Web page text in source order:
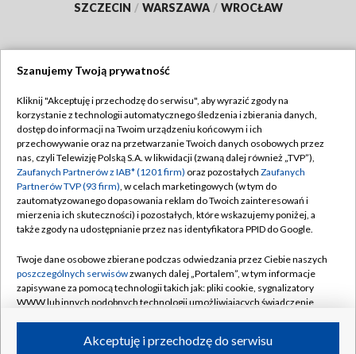
SZCZECIN / WARSZAWA / WROCŁAW
TVP
Abonament TVP
Emisja w TVP
Centrum informacji TVP
Naziemna Telewizja Cyfrowa
Rada Programowa
System NOS
Informacje o nadawcy
Program dla prasy
Regulamin TVP
Polityka prywatności
Moje zgody
Pomoc
Kontakt
Kanały
Szanujemy Twoją prywatność
Kliknij "Akceptuję i przechodzę do serwisu", aby wyrazić zgody na
korzystanie z technologii automatycznego śledzenia i zbierania danych,
dostęp do informacji na Twoim urządzeniu końcowym i ich
przechowywanie oraz na przetwarzanie Twoich danych osobowych przez
nas, czyli Telewizję Polską S.A. w likwidacji (zwaną dalej również „TVP”),
Zaufanych Partnerów z IAB* (1201 firm) oraz pozostałych Zaufanych
Partnerów TVP (93 firm), w celach marketingowych (w tym do
zautomatyzowanego dopasowania reklam do Twoich zainteresowań i
mierzenia ich skuteczności) i pozostałych, które wskazujemy poniżej, a
także zgody na udostępnianie przez nas identyfikatora PPID do Google.
Twoje dane osobowe zbierane podczas odwiedzania przez Ciebie naszych
poszczególnych serwisówzwanych dalej „Portalem”, w tym informacje
zapisywane za pomocą technologii takich jak: pliki cookie, sygnalizatory
WWW lub innych podobnych technologii umożliwiających świadczenie
ruchu w Internecie.Akceptuję i przechodzę do serwisu